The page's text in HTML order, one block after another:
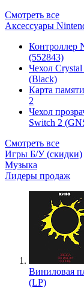
Смотреть все
Аксессуары
Контроллер
(552843)
Чехол
(Black)
Карта
2
Чехол
Switch 2
Смотреть все
Игры Б/У (скидки)
Музыка
Лидеры продаж
Виниловая
(LP)